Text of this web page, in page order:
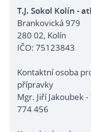
T.J. Sokol Kolín -
Brankovická 979
280 02, Kolín
IČO: 75123843
Kontaktní osoba
přípravky
Mgr. Jiří Jakoubek -
774 456